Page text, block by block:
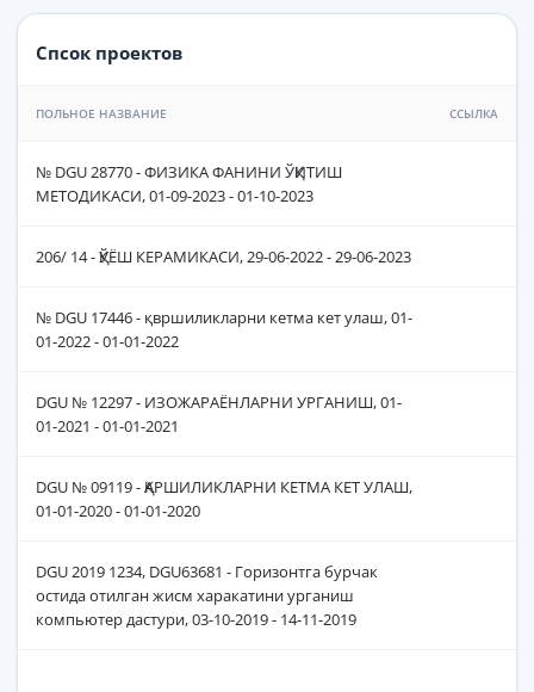
Спсок проектов
ПОЛЬНОЕ НАЗВАНИЕ ССЫЛКА
№ DGU 28770 - ФИЗИКА ФАНИНИ ЎҚИТИШ
МЕТОДИКАСИ, 01-09-2023 - 01-10-2023
206/ 14 - ҚЎЁШ КЕРАМИКАСИ, 29-06-2022 - 29-06-2023
№ DGU 17446 - қвршиликларни кетма кет улаш, 01-
01-2022 - 01-01-2022
DGU № 12297 - ИЗОЖАРАЁНЛАРНИ УРГАНИШ, 01-
01-2021 - 01-01-2021
DGU № 09119 - ҚАРШИЛИКЛАРНИ КЕТМА КЕТ УЛАШ,
01-01-2020 - 01-01-2020
DGU 2019 1234, DGU63681 - Горизонтга бурчак
остида отилган жисм харакатини урганиш
компьютер дастури, 03-10-2019 - 14-11-2019